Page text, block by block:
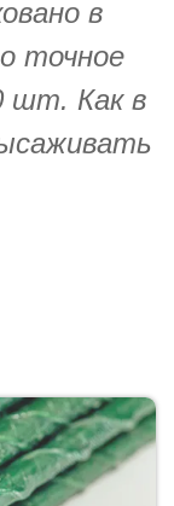
в
точное
шт. Как в